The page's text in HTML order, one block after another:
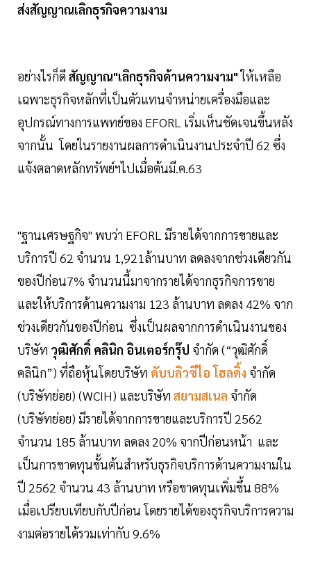
ส่งสัญญาณเลิกธุรกิจความงาม
อย่างไรก็ดี สัญญาณ"เลิกธุรกิจด้านความงาม"ให้เหลือ
เฉพาะธุรกิจหลักที่เป็นตัวแทนจำหน่ายเครื่องมือและ
อุปกรณ์ทางการแพทย์ของ EFORL เริ่มเห็นชัดเจนขึ้นหลัง
จากนั้น โดยในรายงานผลการดำเนินงานประจำปี 62 ซึ่ง
แจ้งตลาดหลักทรัพย์ฯไปเมื่อต้นมี.ค.63
"ฐานเศรษฐกิจ" พบว่า EFORL มีรายได้จากการขายและ
บริการปี 62 จำนวน 1,921ล้านบาท ลดลงจากช่วงเดียวกัน
ของปีก่อน7% จำนวนนี้มาจากรายได้จากธุรกิจการขาย
และให้บริการด้านความงาม 123 ล้านบาท ลดลง 42% จาก
ช่วงเดียวกันของปีก่อน ซึ่งเป็นผลจากการดำเนินงานของ
บริษัท วุฒิศักดิ์ คลินิก อินเตอร์กรุ๊ป จำกัด (“วุฒิศักดิ์
คลินิก”) ที่ถือหุ้นโดยบริษัท ดับบลิวซีไอ โฮลดิ้ง จำกัด
(บริษัทย่อย) (WCIH) และบริษัท สยามสเนล จำกัด
(บริษัทย่อย) มีรายได้จากการขายและบริการปี 2562
จำนวน 185 ล้านบาท ลดลง 20% จากปีก่อนหน้า และ
เป็นการขาดทุนขั้นต้นสำหรับธุรกิจบริการด้านความงามใน
ปี 2562 จำนวน 43 ล้านบาท หรือขาดทุนเพิ่มขึ้น 88%
เมื่อเปรียบเทียบกับปีก่อน โดยรายได้ของธุรกิจบริการความ
งามต่อรายได้รวมเท่ากับ 9.6%